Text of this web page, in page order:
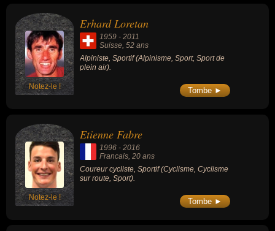
Notez-le !
Erhard Loretan
1959 - 2011
Suisse, 52 ans
Alpiniste, Sportif (Alpinisme, Sport, Sport de
plein air).
Tombe ►
Notez-le !
Etienne Fabre
1996 - 2016
Francais , 20 ans
Coureur cycliste, Sportif (Cyclisme, Cyclisme
sur route, Sport).
Tombe ►